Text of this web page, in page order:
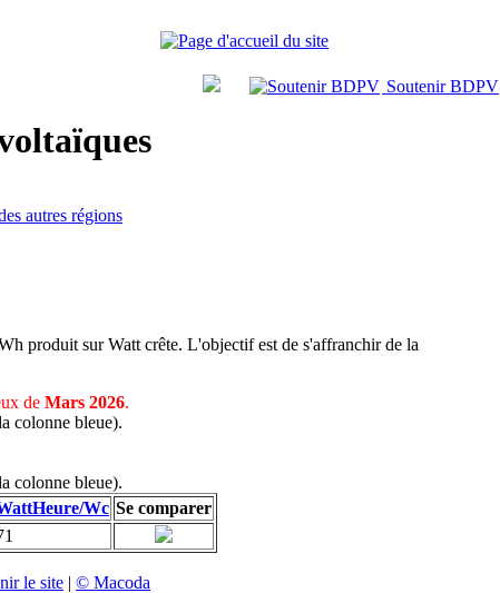
Soutenir BDPV
autres régions
produit sur Watt crête. L'objectif est de s'affranchir de la
de Mars 2026.
colonne bleue).
colonne bleue).
Wc Se comparer
le site | © Macoda